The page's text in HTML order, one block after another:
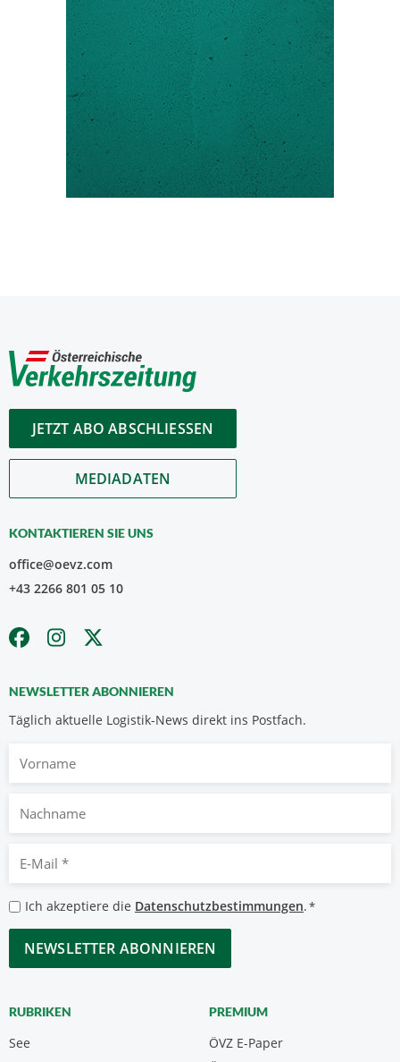
JETZT ABO ABSCHLIESSEN
MEDIADATEN
KONTAKTIEREN SIE UNS
office@oevz.com
+43 2266 801 05 10
NEWSLETTER ABONNIEREN
Täglich aktuelle Logistik-News direkt ins Postfach.
Nachname
Mail
*
Datenschutzbestimmungen
*
Ich akzeptiere die Datenschutzbestimmungen.*
CAPTCHA
RUBRIKEN
See
PREMIUM
ÖVZ E-Paper